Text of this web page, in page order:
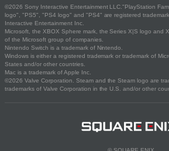
©2026 Sony Interactive Entertainment LLC."PlayStation
logo", "PS5", "PS4 logo" and "PS4" are registered
Interactive Entertainment Inc.
Microsoft, the XBOX Sphere mark, the Series X|S logo and
of the Microsoft group of companies.
Nintendo Switch is a trademark of Nintendo.
Windows is either a registered trademark or trademark of
States and/or other countries.
Mac is a trademark of Apple Inc.
©2026 Valve Corporation. Steam and the Steam logo are
trademarks of Valve Corporation in the U.S. and/or other